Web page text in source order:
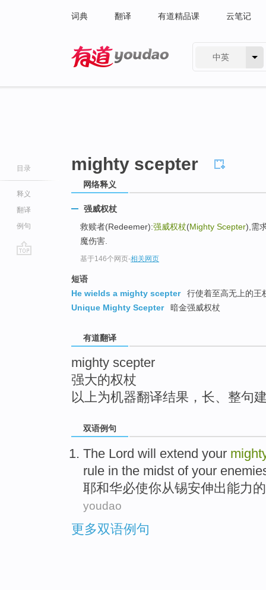
词典 翻译 有道精品课 云笔记
中英
目录
释义
翻译
例句
mighty scepter
网络释义
强威权杖
救赎者(Redeemer):强威权杖(Mighty Scepter),需
魔伤害.
基于146个网页-相关网页
短语
He wields a mighty scepter
行使着至高无上的王
Unique Mighty Scepter
暗金强威权杖
有道翻译
mighty scepter
强大的权杖
以上为机器翻译结果，长、整句
双语例句
The Lord will extend your
rule in the midst ofyour
耶和华必使你从锡安伸出能力的
youdao
更多双语例句